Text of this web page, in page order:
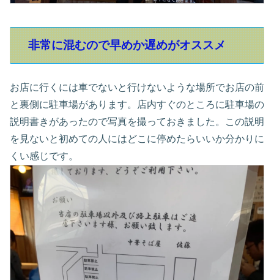
非常に混むので早めか遅めがオススメ
お店に行くには車でないと行けないような場所でお店の前
と裏側に駐車場があります。店内すぐのところに駐車場の
説明書きがあったので写真を撮っておきました。この説明
を見ないと初めての人にはどこに停めたらいいか分かりに
くい感じです。